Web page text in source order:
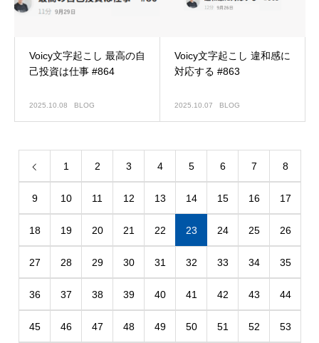
Voicy文字起こし 最高の自
己投資は仕事 #864
2025.10.08 BLOG
Voicy文字起こし 違和感に
対応する #863
2025.10.07 BLOG
1 2 3 4 5 6 7 8
9 10 11 12 13 14 15 16 17
18 19 20 21 22 23 24 25 26
27 28 29 30 31 32 33 34 35
36 37 38 39 40 41 42 43 44
45 46 47 48 49 50 51 52 53